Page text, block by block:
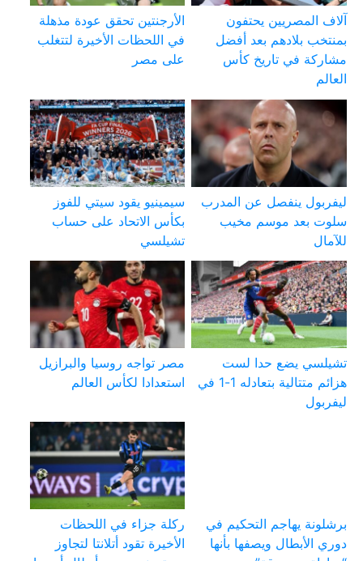
آلاف المصريين يحتفون
بمنتخب بلادهم بعد أفضل
مشاركة في تاريخ كأس
العالم
الأرجنتين تحقق عودة مذهلة
في اللحظات الأخيرة لتتغلب
على مصر
ليفربول ينفصل عن المدرب
سلوت بعد موسم مخيب
للآمال
سيمينيو يقود سيتي للفوز
بكأس الاتحاد على حساب
تشيلسي
تشيلسي يضع حدا لست
هزائم متتالية بتعادله 1-1 في
ليفربول
مصر تواجه روسيا والبرازيل
استعدادا لكأس العالم
برشلونة يهاجم التحكيم في
دوري الأبطال ويصفها بأنها
ركلة جزاء في اللحظات
الأخيرة تقود أتلانتا لتجاوز